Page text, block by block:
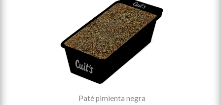
Paté pimienta negra